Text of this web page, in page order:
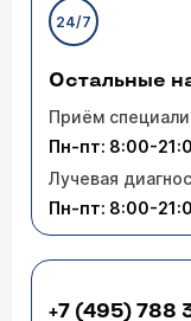
24/7
Остальные
Приём
Пн-пт: 8:00-
Лучевая
Пн-пт: 8:00-
+7 (495) 788